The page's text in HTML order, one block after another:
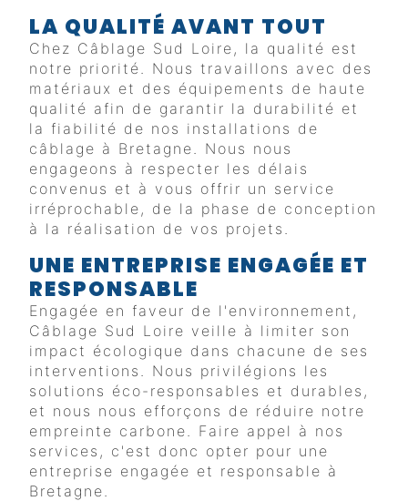
LA QUALITÉ AVANT TOUT
Chez Câblage Sud Loire, la qualité est
notre priorité. Nous travaillons avec des
matériaux et des équipements de haute
qualité afin de garantir la durabilité et
la fiabilité de nos installations de
câblage à Bretagne. Nous nous
engageons à respecter les délais
convenus et à vous offrir un service
irréprochable, de la phase de conception
à la réalisation de vos projets.
UNE ENTREPRISE ENGAGÉE ET
RESPONSABLE
Engagée en faveur de l'environnement,
Câblage Sud Loire veille à limiter son
impact écologique dans chacune de ses
interventions. Nous privilégions les
solutions éco-responsables et durables,
et nous nous efforçons de réduire notre
empreinte carbone. Faire appel à nos
services, c'est donc opter pour une
entreprise engagée et responsable à
Bretagne.